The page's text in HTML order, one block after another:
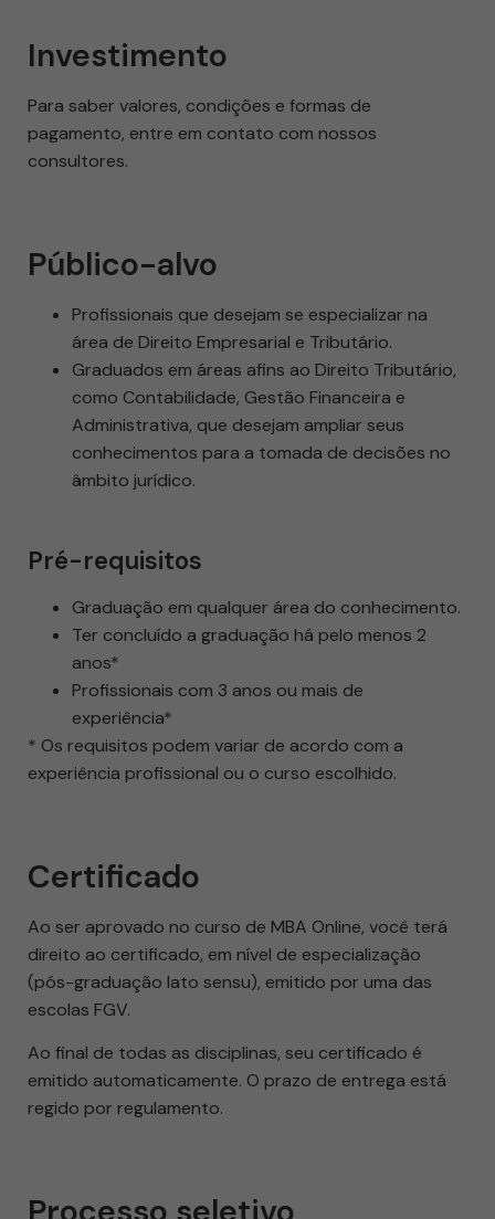
Investimento
Para saber valores, condições e formas de
pagamento, entre em contato com nossos
consultores.
Público-alvo
Profissionais que desejam se especializar na
área de Direito Empresarial e Tributário.
Graduados em áreas afins ao Direito Tributário,
como Contabilidade, Gestão Financeira e
Administrativa, que desejam ampliar seus
conhecimentos para a tomada de decisões no
âmbito jurídico.
Pré-requisitos
Graduação em qualquer área do conhecimento.
Ter concluído a graduação há pelo menos 2
anos*
Profissionais com 3 anos ou mais de
experiência*
* Os requisitos podem variar de acordo com a
experiência profissional ou o curso escolhido.
Certificado
Ao ser aprovado no curso de MBA Online, você terá
direito ao certificado, em nível de especialização
(pós-graduação lato sensu), emitido por uma das
escolas FGV.
Ao final de todas as disciplinas, seu certificado é
emitido automaticamente. O prazo de entrega está
regido por regulamento.